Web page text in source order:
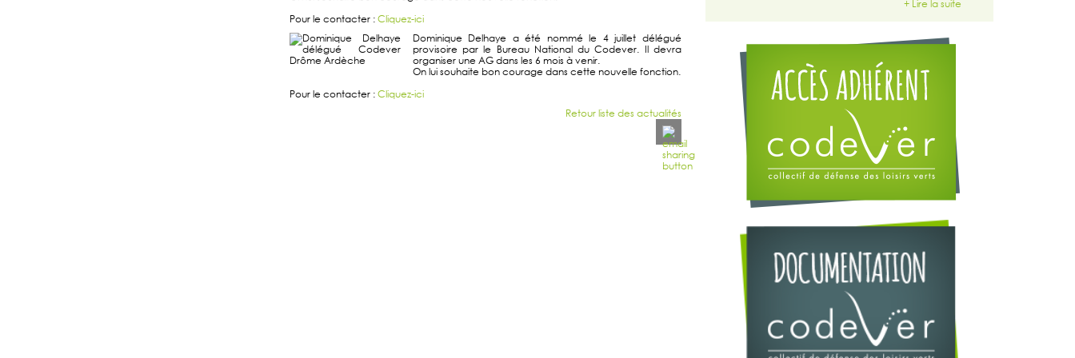
Pour le contacter :Cliquez-ici
Dominique Delhaye a été nommé le 4 juillet délégué
provisoire par le Bureau National du Codever. Il devra
organiser une AG dans les 6 mois à venir.
On lui souhaite bon courage dans cette nouvelle fonction.
Pour le contacter :Cliquez-ici
Retour liste des actualités
+ Lire la suite